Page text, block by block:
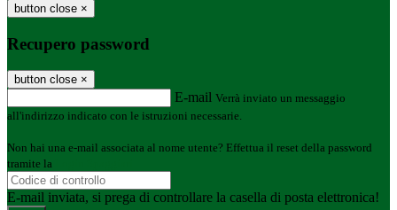
button close ×
Recupero password
button close ×
E-mail Verrà inviato un messaggio
all'indirizzo indicato con le istruzioni necessarie.
Non hai una e-mail associata al nome utente? Effettua il reset della password
tramite la
E-mail inviata, si prega di controllare la casella di posta elettronica!